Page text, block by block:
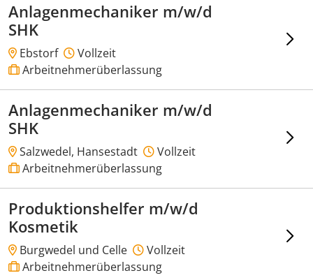
Anlagenmechaniker m/w/d
SHK
Ebstorf
Vollzeit
Arbeitnehmerüberlassung
Anlagenmechaniker m/w/d
SHK
Salzwedel, Hansestadt
Vollzeit
Arbeitnehmerüberlassung
Produktionshelfer m/w/d
Kosmetik
Burgwedel und Celle
Vollzeit
Arbeitnehmerüberlassung